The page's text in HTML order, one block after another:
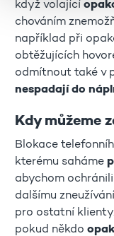
když volající
chováním
například při
obtěžujících
odmítnout také v
nespadají do
Kdy můžeme
Blokace
kterému saháme
abychom
dalšímu
pro ostatní
pokud někdo